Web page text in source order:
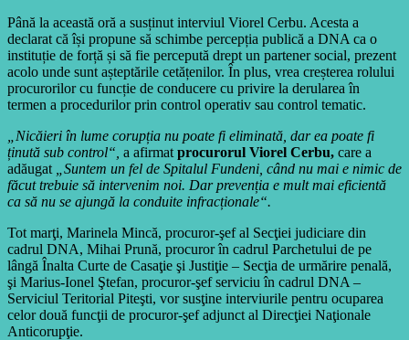
Până la această oră a susținut interviul Viorel Cerbu. Acesta a
declarat că își propune să schimbe percepția publică a DNA ca o
instituție de forță și să fie percepută drept un partener social, prezent
acolo unde sunt așteptările cetățenilor. În plus, vrea creșterea rolului
procurorilor cu funcție de conducere cu privire la derularea în
termen a procedurilor prin control operativ sau control tematic.
„Nicăieri în lume corupția nu poate fi eliminată, dar ea poate fi
ținută sub control“, a afirmat procurorul Viorel Cerbu, care a
adăugat
„Suntem un fel de Spitalul Fundeni, când nu mai e nimic de
făcut trebuie să intervenim noi. Dar prevenția e mult mai eficientă
ca să nu se ajungă la conduite infracționale“.
Tot marţi, Marinela Mincă, procuror-şef al Secţiei judiciare din
cadrul DNA, Mihai Prună, procuror în cadrul Parchetului de pe
lângă Înalta Curte de Casaţie şi Justiţie – Secţia de urmărire penală,
şi Marius-Ionel Ştefan, procuror-şef serviciu în cadrul DNA –
Serviciul Teritorial Piteşti, vor susţine interviurile pentru ocuparea
celor două funcţii de procuror-şef adjunct al Direcţiei Naţionale
Anticorupţie.